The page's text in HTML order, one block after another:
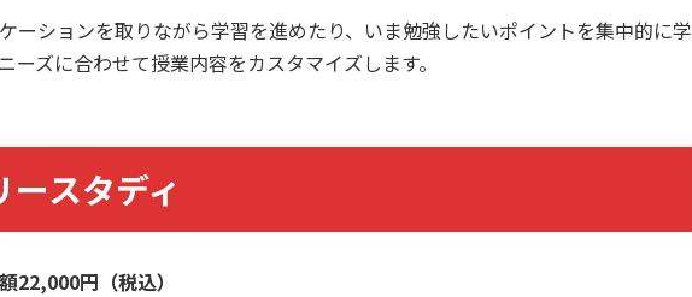
ーションを取りながら学習を進めたり、いま勉強したいポイントを集中的に学
ーズに合わせて授業内容をカスタマイズします。
ースタディ
円（税込）